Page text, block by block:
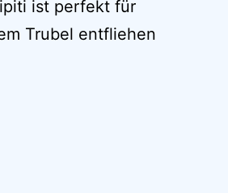
ist perfekt für
Trubel entfliehen